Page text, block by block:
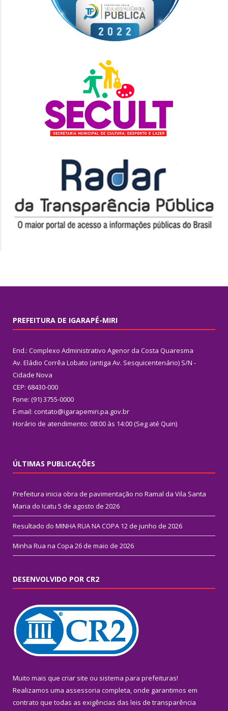
PREFEITURA DE IGARAPÉ-MIRI
End.: Complexo Administrativo Agenor da Costa Quaresma
Av. Eládio Corrêa Lobato (antiga Av. Sesquicentenário) S/N -
Cidade Nova
CEP: 68430-000
Fone: (91) 3755-0000
E-mail: contato@igarapemiri.pa.gov.br
Horário de atendimento: 08:00 às 14:00 (Seg até Quin)
ÚLTIMAS PUBLICAÇÕES
Prefeitura inicia obra de pavimentação no Ramal da Vila Santa
Maria do Icatu 5 de agosto de 2026
Resultado do MINHA RUA NA COPA 12 de junho de 2026
Minha Rua na Copa 26 de maio de 2026
DESENVOLVIDO POR CR2
Muito mais que criar site ou sistema para prefeituras!
Realizamos uma assessoria completa, onde garantimos em
contrato que todas as exigências das leis de transparência